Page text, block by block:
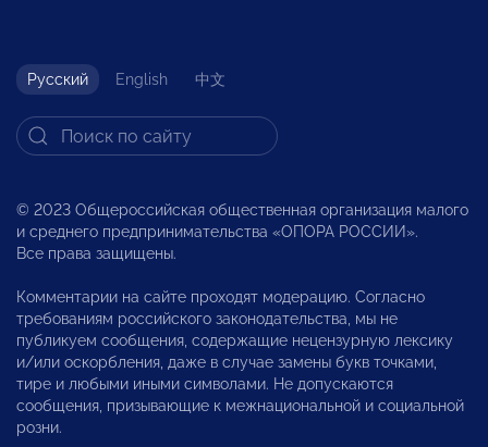
Русский English 中文
© 2023 Общероссийская общественная организация малого
и среднего предпринимательства «ОПОРА РОССИИ».
Все права защищены.
Комментарии на сайте проходят модерацию. Согласно
требованиям российского законодательства, мы не
публикуем сообщения, содержащие нецензурную лексику
и/или оскорбления, даже в случае замены букв точками,
тире и любыми иными символами. Не допускаются
сообщения, призывающие к межнациональной и социальной
розни.